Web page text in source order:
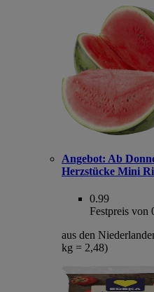
Angebot: Ab
Herzstücke Mini
0.99
Festpreis von
aus den
kg = 2,48)